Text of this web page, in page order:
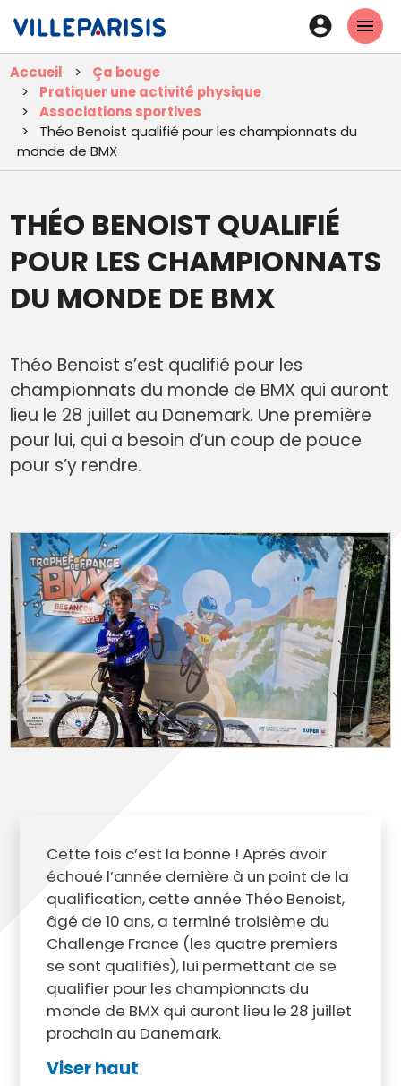
contenu
En-
tête
Accueil
Ça bouge
Pratiquer une activité physique
Associations sportives
Théo Benoist qualifié pour les championnats du
monde de BMX
THÉO BENOIST QUALIFIÉ
POUR LES CHAMPIONNATS
DU MONDE DE BMX
Théo Benoist s’est qualifié pour les
championnats du monde de BMX qui auront
lieu le 28 juillet au Danemark. Une première
pour lui, qui a besoin d’un coup de pouce
pour s’y rendre.
Cette fois c’est la bonne ! Après avoir
échoué l’année dernière à un point de la
qualification, cette année Théo Benoist,
âgé de 10 ans, a terminé troisième du
Challenge France (les quatre premiers
se sont qualifiés), lui permettant de se
qualifier pour les championnats du
monde de BMX qui auront lieu le 28 juillet
prochain au Danemark.
Viser haut